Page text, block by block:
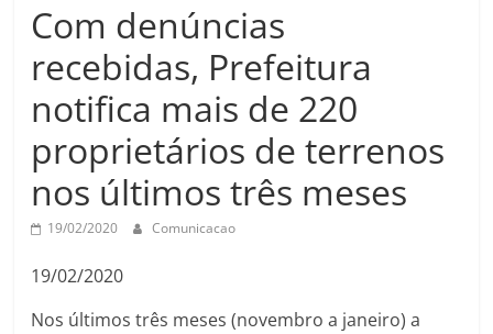
Com denúncias
recebidas, Prefeitura
notifica mais de 220
proprietários de terrenos
nos últimos três meses
19/02/2020 Comunicacao
19/02/2020
Nos últimos três meses (novembro a janeiro) a